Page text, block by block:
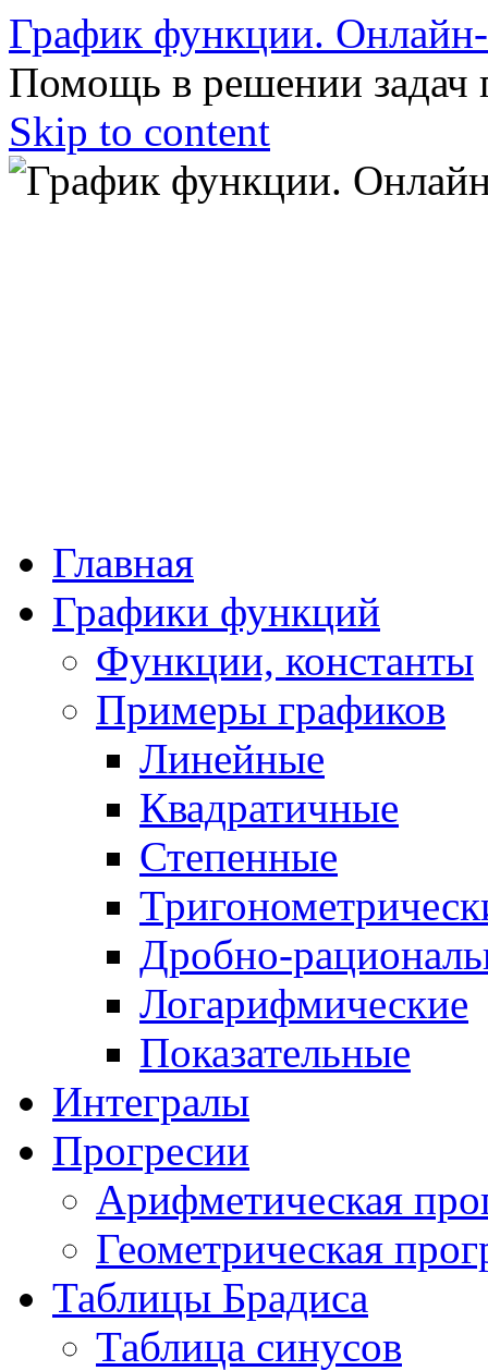
График функции.
Помощь в решении задач
Skip to content
Главная
Графики функций
Функции, константы
Примеры графиков
Линейные
Квадратичные
Степенные
Дробно-
Логарифмические
Показательные
Интегралы
Прогресии
Арифметическая
Геометрическая
Таблицы Брадиса
Таблица синусов